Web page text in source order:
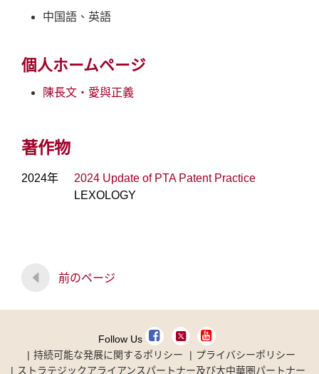
中国語、英語
個人ホームページ
陳長文‧愛與正義
著作物
2024年
2024 Update of PTA Patent Practice
LEXOLOGY
前のページ
Follow Us
持続可能な発展に関するポリシー
プライバシーポリシー
ストラテジックアライアンスパートナー及び大中華圏パートナー